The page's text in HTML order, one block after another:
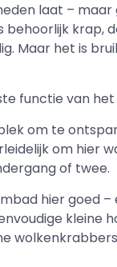
laat – maar
behoorlijk krap,
Maar het is
functie van
om te
om hier
of twee.
hier goed
kleine